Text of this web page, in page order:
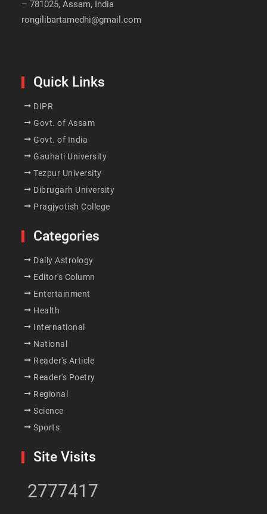
– 781025, Assam, India
rongilibartamedhi@gmail.com
Quick Links
DIPR
Govt. of Assam
Govt. of India
Gauhati University
Tezpur University
Dibrugarh University
Pragjyotish College
Categories
Daily Astrology
Editor's Column
Entertainment
Health
International
National
Reader's Article
Reader's Poetry
Regional
Science
Sports
Site Visits
2777417